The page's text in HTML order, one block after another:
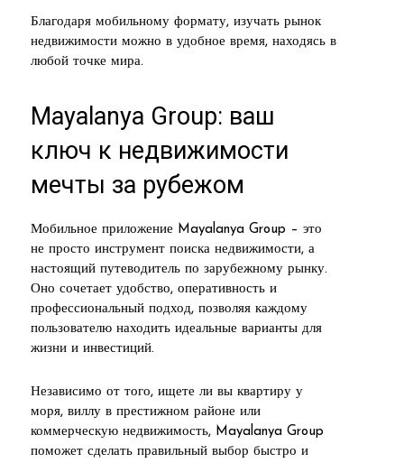
Благодаря мобильному формату, изучать рынок
недвижимости можно в удобное время, находясь в
любой точке мира.
Mayalanya Group: ваш
ключ к недвижимости
мечты за рубежом
Мобильное приложение Mayalanya Group – это
не просто инструмент поиска недвижимости, а
настоящий путеводитель по зарубежному рынку.
Оно сочетает удобство, оперативность и
профессиональный подход, позволяя каждому
пользователю находить идеальные варианты для
жизни и инвестиций.
Независимо от того, ищете ли вы квартиру у
моря, виллу в престижном районе или
коммерческую недвижимость, Mayalanya Group
поможет сделать правильный выбор быстро и